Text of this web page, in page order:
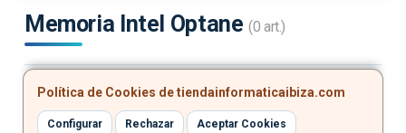
Memoria Intel Optane(0 art.)
Política de Cookies de tiendainformaticaibiza.com
Configurar Rechazar Aceptar Cookies